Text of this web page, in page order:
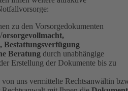
zu den Vorsorgedokumenten
Bestattungsverfügung
Beratung durch unabhängige
Erstellung der Dokumente bis zu
von uns vermittelte Rechtsanwältin